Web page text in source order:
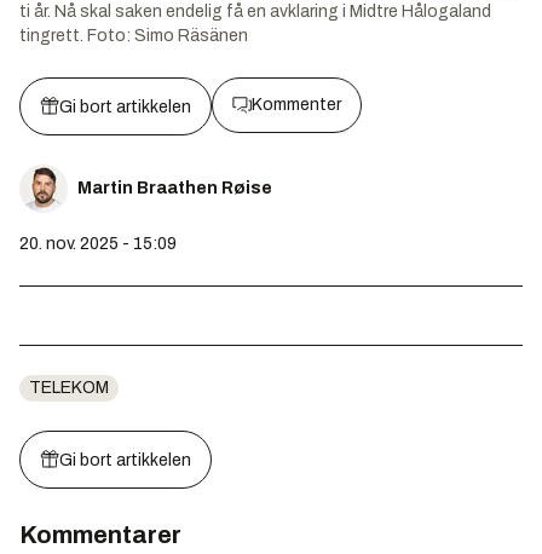
ti år. Nå skal saken endelig få en avklaring i Midtre Hålogaland
tingrett. Foto: Simo Räsänen
Gi bort artikkelen Kommenter
Martin Braathen Røise
20. nov. 2025 - 15:09
TELEKOM
Gi bort artikkelen
Kommentarer